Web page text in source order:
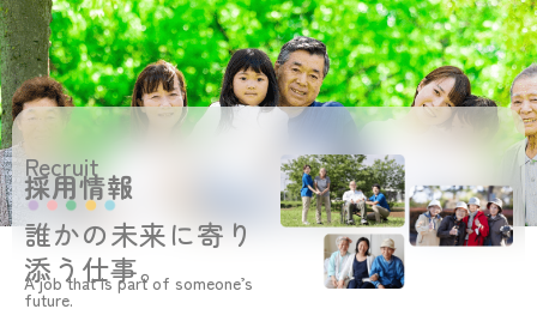
Recruit
採用情報
誰かの未来に寄り
添う仕事。
A job that is part of someone’s
future.